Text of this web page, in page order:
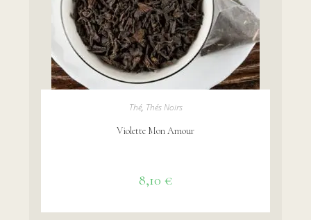
AJOUTER AU PANIER
Thé, Thés Noirs
Violette Mon Amour
8,10 €